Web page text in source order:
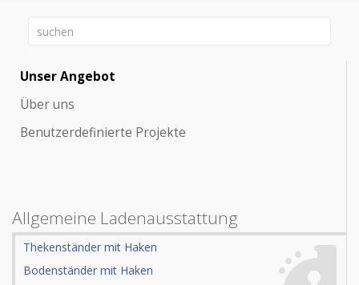
Unser Angebot
Über uns
Benutzerdefinierte Projekte
Allgemeine Ladenausstattung
Thekenständer mit Haken
Bodenständer mit Haken